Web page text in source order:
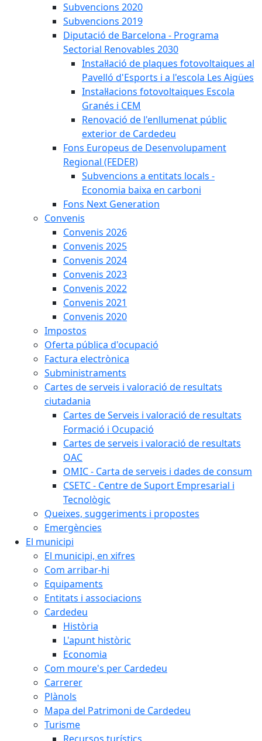
Subvencions 2020
Subvencions 2019
Diputació de Barcelona - Programa
Sectorial Renovables 2030
Instal·lació de plaques fotovoltaiques al
Pavelló d'Esports i a l'escola Les Aigües
Instal·lacions fotovoltaiques Escola
Granés i CEM
Renovació de l'enllumenat públic
exterior de Cardedeu
Fons Europeus de Desenvolupament
Regional (FEDER)
Subvencions a entitats locals -
Economia baixa en carboni
Fons Next Generation
Convenis
Convenis 2026
Convenis 2025
Convenis 2024
Convenis 2023
Convenis 2022
Convenis 2021
Convenis 2020
Impostos
Oferta pública d'ocupació
Factura electrònica
Subministraments
Cartes de serveis i valoració de resultats
ciutadania
Cartes de Serveis i valoració de resultats
Formació i Ocupació
Cartes de serveis i valoració de resultats
OAC
OMIC - Carta de serveis i dades de consum
CSETC - Centre de Suport Empresarial i
Tecnològic
Queixes, suggeriments i propostes
Emergències
El municipi
El municipi, en xifres
Com arribar-hi
Equipaments
Entitats i associacions
Cardedeu
Història
L'apunt històric
Economia
Com moure's per Cardedeu
Carrerer
Plànols
Mapa del Patrimoni de Cardedeu
Turisme